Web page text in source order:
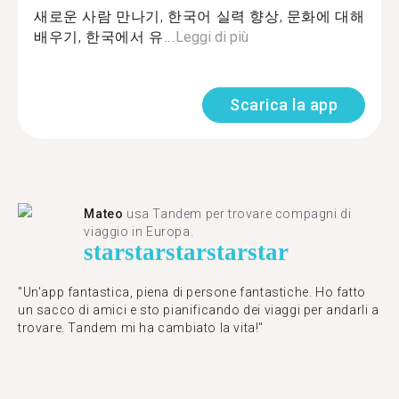
새로운 사람 만나기, 한국어 실력 향상, 문화에 대해
배우기, 한국에서 유...Leggi di più
Scarica la app
Mateo usa Tandem per trovare compagni di
viaggio in Europa.
starstarstarstarstar
"Un'app fantastica, piena di persone fantastiche. Ho fatto
un sacco di amici e sto pianificando dei viaggi per andarli a
trovare. Tandem mi ha cambiato la vita!"